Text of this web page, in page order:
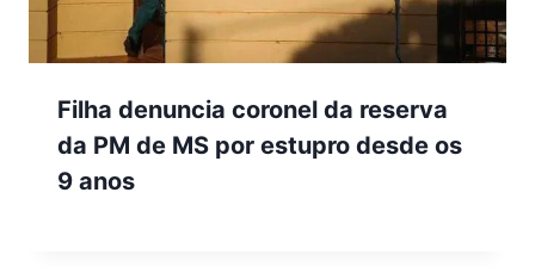
Filha denuncia coronel da reserva
da PM de MS por estupro desde os
9 anos